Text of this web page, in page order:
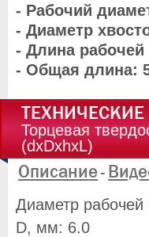
- Рабочий
- Диаметр
- Длина
- Общая длина:
Торцевая
(dxDxhxL)
Описание-
Диаметр
D, мм: 6.0